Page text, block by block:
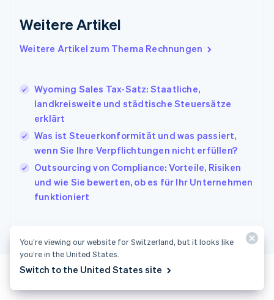
Weitere Artikel
Weitere Artikel zum Thema Rechnungen
Wyoming Sales Tax-Satz: Staatliche,
landkreisweite und städtische Steuersätze
erklärt
Was ist Steuerkonformität und was passiert,
wenn Sie Ihre Verpflichtungen nicht erfüllen?
Outsourcing von Compliance: Vorteile, Risiken
und wie Sie bewerten, ob es für Ihr Unternehmen
funktioniert
Griechenland
English
Italien
ItalianoEnglish
Japan
Kanada
EnglishFrançais
Kroatien
English Italiano
DeutschEnglish
Litauen
English
FrançaisDeutschEnglish
You’re viewing our website for Switzerland, but it looks like
you’re in the United States.
Switch to the United States site